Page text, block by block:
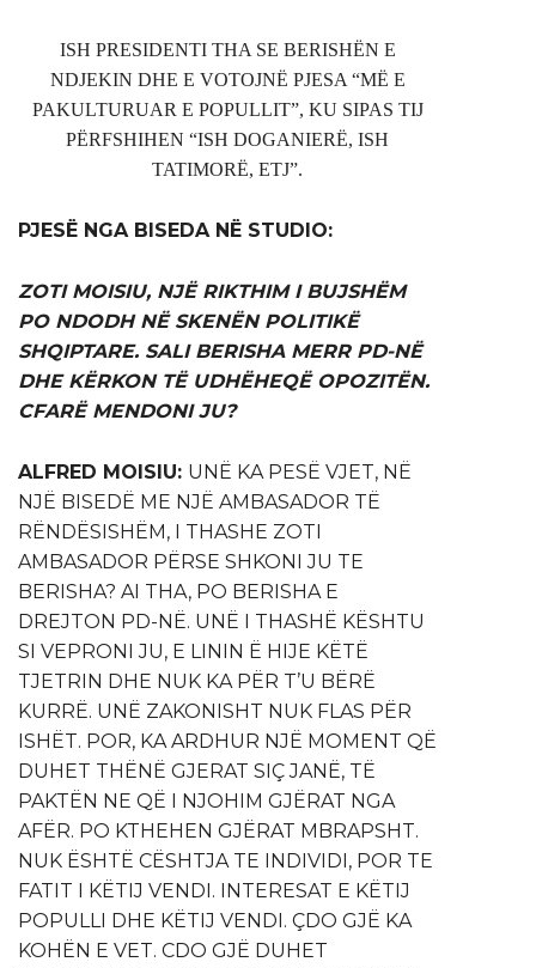
ISH PRESIDENTI THA SE BERISHËN E
NDJEKIN DHE E VOTOJNË PJESA “MË E
PAKULTURUAR E POPULLIT”, KU SIPAS TIJ
PËRFSHIHEN “ISH DOGANIERË, ISH
TATIMORË, ETJ”.
PJESË NGA BISEDA NË STUDIO:
ZOTI MOISIU, NJË RIKTHIM I BUJSHËM
PO NDODH NË SKENËN POLITIKË
SHQIPTARE. SALI BERISHA MERR PD-NË
DHE KËRKON TË UDHËHEQË OPOZITËN.
CFARË MENDONI JU?
ALFRED MOISIU: UNË KA PESË VJET, NË
NJË BISEDË ME NJË AMBASADOR TË
RËNDËSISHËM, I THASHE ZOTI
AMBASADOR PËRSE SHKONI JU TE
BERISHA? AI THA, PO BERISHA E
DREJTON PD-NË. UNË I THASHË KËSHTU
SI VEPRONI JU, E LININ Ë HIJE KËTË
TJETRIN DHE NUK KA PËR T’U BËRË
KURRË. UNË ZAKONISHT NUK FLAS PËR
ISHËT. POR, KA ARDHUR NJË MOMENT QË
DUHET THËNË GJERAT SIÇ JANË, TË
PAKTËN NE QË I NJOHIM GJËRAT NGA
AFËR. PO KTHEHEN GJËRAT MBRAPSHT.
NUK ËSHTË CËSHTJA TE INDIVIDI, POR TE
FATIT I KËTIJ VENDI. INTERESAT E KËTIJ
POPULLI DHE KËTIJ VENDI. ÇDO GJË KA
KOHËN E VET. CDO GJË DUHET